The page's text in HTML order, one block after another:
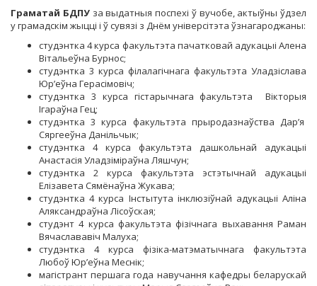
Граматай БДПУза выдатныя поспехі ў вучобе, актыўны ўдзел
у грамадскім жыцці і ў сувязі з Днём універсітэта ўзнагароджаны:
студэнтка 4 курса факультэта пачатковай адукацыі Алена
Вітальеўна Бурнос;
студэнтка 3 курса філалагічнага факультэта Уладзіслава
Юр’еўна Герасімовіч;
студэнтка 3 курса гістарычнага факультэта Вікторыя
Ігараўна Гец;
студэнтка 3 курса факультэта прыродазнаўства Дар’я
Сяргееўна Данільчык;
студэнтка 4 курса факультэта дашкольнай адукацыі
Анастасія Уладзіміраўна Ляшчун;
студэнтка 2 курса факультэта эстэтычнай адукацыі
Елізавета Сямёнаўна Жукава;
студэнтка 4 курса Інстытута інклюзіўнай адукацыі Аліна
Аляксандраўна Лісоўская;
студэнт 4 курса факультэта фізічнага выхавання Раман
Вячаслававіч Малуха;
студэнтка 4 курса фізіка-матэматычнага факультэта
Любоў Юр’еўна Меснік;
магістрант першага года навучання кафедры беларускай